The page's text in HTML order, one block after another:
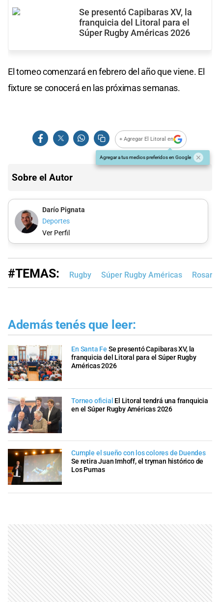
Se presentó Capibaras XV, la
franquicia del Litoral para el
Súper Rugby Américas 2026
El torneo comenzará en febrero del año que viene. El
fixture se conocerá en las próximas semanas.
+ Agregar El Litoral en
Agregar a tus medios preferidos en Google
Sobre el Autor
Darío Pignata
Deportes
Ver Perfil
#TEMAS: Rugby Súper Rugby Américas Rosario
Además tenés que leer:
En Santa Fe Se presentó Capibaras XV, la
franquicia del Litoral para el Súper Rugby
Américas 2026
Torneo oficial El Litoral tendrá una franquicia
en el Súper Rugby Américas 2026
Cumple el sueño con los colores de Duendes
Se retira Juan Imhoff, el tryman histórico de
Los Pumas